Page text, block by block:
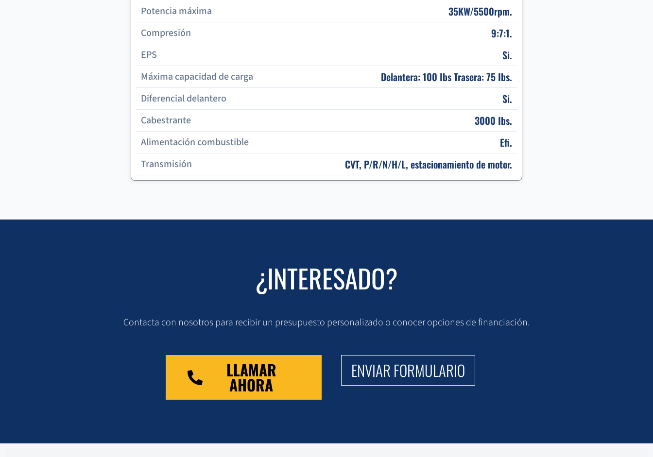
Potencia máxima 35KW/5500rpm.
Compresión 9:7:1.
EPS Si.
Máxima capacidad de carga Delantera: 100 Ibs Trasera: 75 Ibs.
Diferencial delantero Si.
Cabestrante 3000 Ibs.
Alimentación combustible Efi.
Transmisión CVT, P/R/N/H/L, estacionamiento de motor.
¿INTERESADO?
Contacta con nosotros para recibir un presupuesto personalizado o conocer opciones de financiación.
LLAMAR
AHORA
ENVIAR FORMULARIO